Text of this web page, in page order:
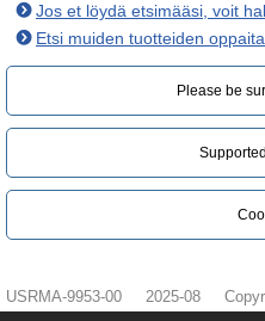
Jos et löydä etsimääsi, voit
Etsi muiden tuotteiden oppaita
Please be
USRMA-9953-00 2025-08